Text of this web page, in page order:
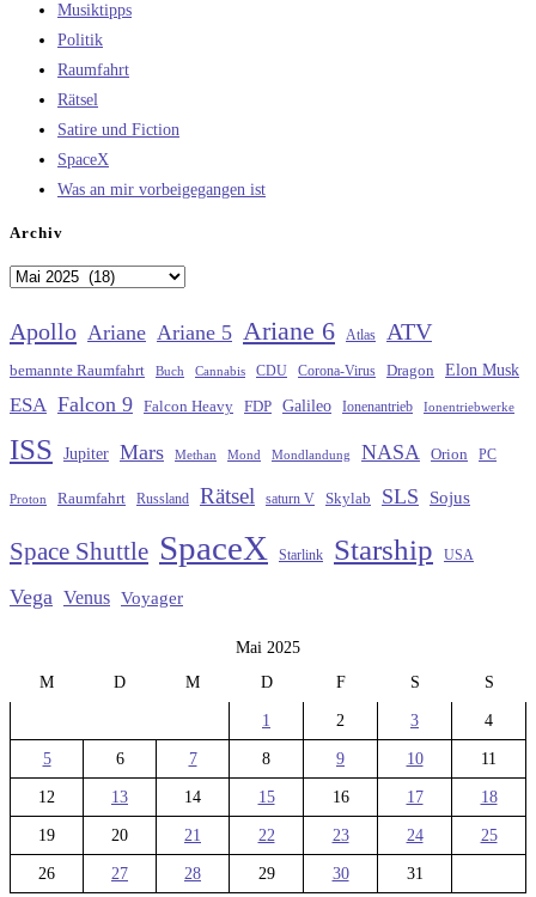
Musiktipps
Politik
Raumfahrt
Rätsel
Satire und Fiction
SpaceX
Was an mir vorbeigegangen ist
Archiv
Archiv
Apollo Ariane Ariane 5 Ariane 6 Atlas ATV
bemannte Raumfahrt Buch Cannabis CDU Corona-Virus Dragon Elon Musk
ESA Falcon 9 Falcon Heavy FDP Galileo Ionenantrieb Ionentriebwerke
ISS Jupiter Mars Methan Mond Mondlandung NASA Orion PC
Proton Raumfahrt Russland Rätsel saturn V Skylab SLS Sojus
Space Shuttle SpaceX Starlink Starship USA
Vega Venus Voyager
Mai 2025
M
D M D F S S
1 2 3 4
5 6 7 8 9 10 11
12 13 14 15 16 17 18
19 20 21 22 23 24 25
26 27 28 29 30
31